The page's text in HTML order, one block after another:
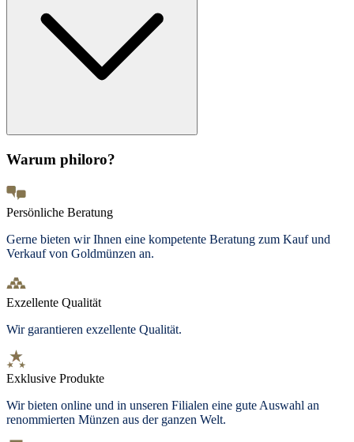
Warum philoro?
Persönliche Beratung
Gerne bieten wir Ihnen eine kompetente Beratung zum Kauf und
Verkauf von Goldmünzen an.
Exzellente Qualität
Wir garantieren exzellente Qualität.
Exklusive Produkte
Wir bieten online und in unseren Filialen eine gute Auswahl an
renommierten Münzen aus der ganzen Welt.